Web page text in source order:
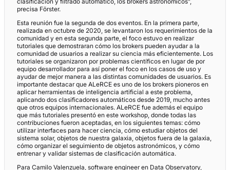
precisa Förster.
Esta reunión fue la segunda de dos eventos. En la primera parte,
realizada en octubre de 2020, se levantaron los requerimientos de la
comunidad y en esta segunda parte, el foco estuvo en realizar
tutoriales que demostraran cómo los brokers pueden ayudar a la
comunidad de usuarios a realizar su ciencia más eficientemente. Los
tutoriales se organizaron por problemas científicos en lugar de por
equipo desarrollador para así poner el foco en los casos de uso y
ayudar de mejor manera a las distintas comunidades de usuarios. Es
importante destacar que ALeRCE es uno de los brokers pioneros en
aplicar herramientas de inteligencia artificial a este problema,
aplicando dos clasificadores automáticos desde 2019, mucho antes
que otros equipos internacionales. ALeRCE fue además el equipo
que más tutoriales presentó en este workshop, donde todas las
contribuciones fueron aceptadas, en los siguientes temas: cómo
utilizar interfaces para hacer ciencia, cómo estudiar objetos del
sistema solar, objetos de nuestra galaxia, objetos fuera de la galaxia,
cómo organizar el seguimiento de objetos astronómicos, y cómo
entrenar y validar sistemas de clasificación automática.
Para Camilo Valenzuela, software engineer en Data Observatory,